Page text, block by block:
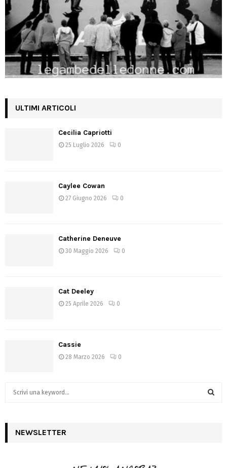
ULTIMI ARTICOLI
Cecilia Capriotti
25 Luglio 2026 0
Caylee Cowan
27 Giugno 2026 0
Catherine Deneuve
30 Maggio 2026 0
Cat Deeley
25 Aprile 2026 0
Cassie
28 Marzo 2026 0
h
NEWSLETTER